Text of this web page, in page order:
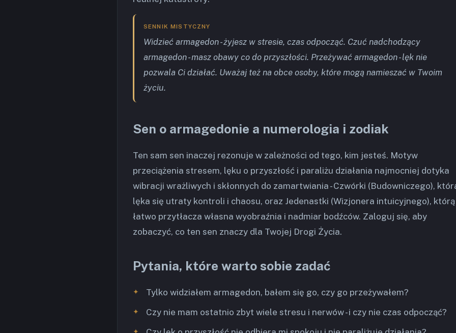
SENNIK MISTYCZNY
Widzieć armagedon - żyjesz w stresie, czas odpocząć. Czuć nadchodzący
armagedon - masz obawy co do przyszłości. Przeżywać armagedon - lęk nie
pozwala Ci działać. Uważaj też na obce osoby, które mogą namieszać w Twoim
życiu.
Sen o armagedonie a numerologia i zodiak
Ten sam sen inaczej rezonuje w zależności od tego, kim jesteś. Motyw
przeciążenia stresem, lęku o przyszłość i paraliżu działania najmocniej dotyka
wibracji wrażliwych i skłonnych do zamartwiania - Czwórki (Budowniczego),
lęka się utraty kontroli i chaosu, oraz Jedenastki (Wizjonera intuicyjnego), którą
łatwo przytłacza własna wyobraźnia i nadmiar bodźców. Zaloguj się, aby
zobaczyć, co ten sen znaczy dla Twojej Drogi Życia.
Pytania, które warto sobie zadać
Tylko widziałem armagedon, bałem się go, czy go przeżywałem?
Czy nie mam ostatnio zbyt wiele stresu i nerwów - i czy nie czas odpocząć?